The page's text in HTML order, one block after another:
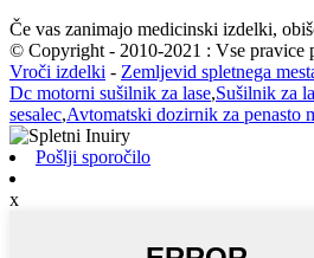
Če vas zanimajo medicinski izdelki,
© Copyright - 2010-2021 : Vse pravice
Vroči izdelki - Zemljevid spletnega
Dc motorni sušilnik za lase,Sušilnik za
sesalec,Avtomatski dozirnik za penasto
Pošlji sporočilo
x